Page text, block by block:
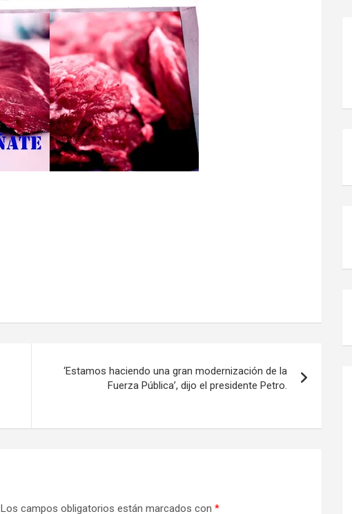
‘Estamos haciendo una gran modernización de la
Fuerza Pública’, dijo el presidente Petro.
Los campos obligatorios están marcados con *